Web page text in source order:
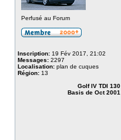
Perfusé au Forum
Inscription: 19 Fév 2017, 21:02
Messages: 2297
Localisation: plan de cuques
Région: 13
Golf IV TDI 130
Basis de Oct 2001